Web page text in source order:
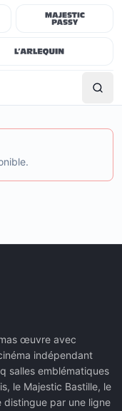
œuvre avec
indépendant
salles emblématiques
le Majestic Bastille, le
distingue par une ligne